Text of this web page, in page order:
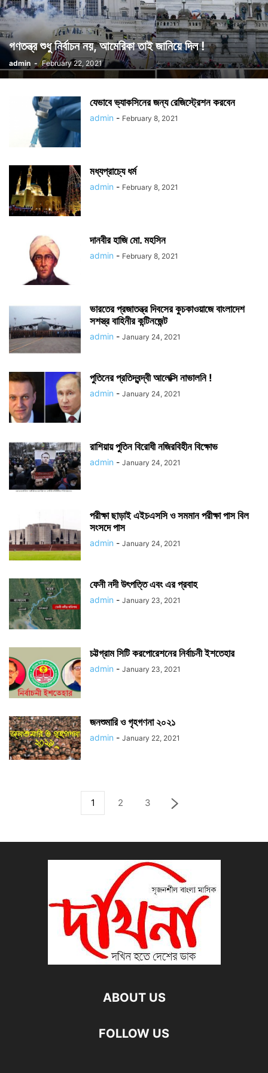
গণতন্ত্র শুধু নির্বাচন নয়, আমেরিকা তাই জানিয়ে দিল !
admin - February 22, 2021
যেভাবে ভ্যাকসিনের জন্য রেজিস্ট্রেশন করবেন
admin - February 8, 2021
মধ্যপ্রাচ্যে ধর্ম
admin - February 8, 2021
দানবীর হাজি মো. মহসিন
admin - February 8, 2021
ভারতের প্রজাতন্ত্র দিবসের কুচকাওয়াজে বাংলাদেশ
সশস্ত্র বাহিনীর কন্টিনজেন্ট
admin - January 24, 2021
পুতিনের প্রতিদ্বন্দ্বী আলেক্সি নাভালনি !
admin - January 24, 2021
রাশিয়ায় পুতিন বিরোধী নজিরবিহীন বিক্ষোভ
admin - January 24, 2021
পরীক্ষা ছাড়াই এইচএসসি ও সমমান পরীক্ষা পাস বিল
সংসদে পাস
admin - January 24, 2021
ফেনী নদী উৎপত্তি এবং এর প্রবাহ
admin - January 23, 2021
চট্টগ্রাম সিটি করপোরেশনের নির্বাচনী ইশতেহার
admin - January 23, 2021
জনশুমারি ও গৃহগণনা ২০২১
admin - January 22, 2021
1 2 3
ABOUT US
FOLLOW US